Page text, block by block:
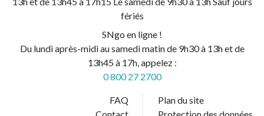
fériés
SNgo en ligne !
Du lundi après-midi au samedi matin de 9h30 à 13h et de
13h45 à 17h, appelez :
0 800 27 2700
FAQ
Plan du site